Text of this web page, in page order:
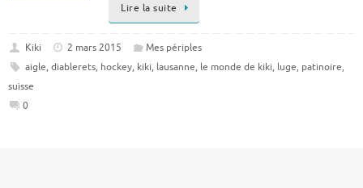
Lire la suite
Kiki 2 mars 2015
Mes périples
aigle, diablerets, hockey, kiki, lausanne, le monde de kiki, luge, patinoire,
suisse
0